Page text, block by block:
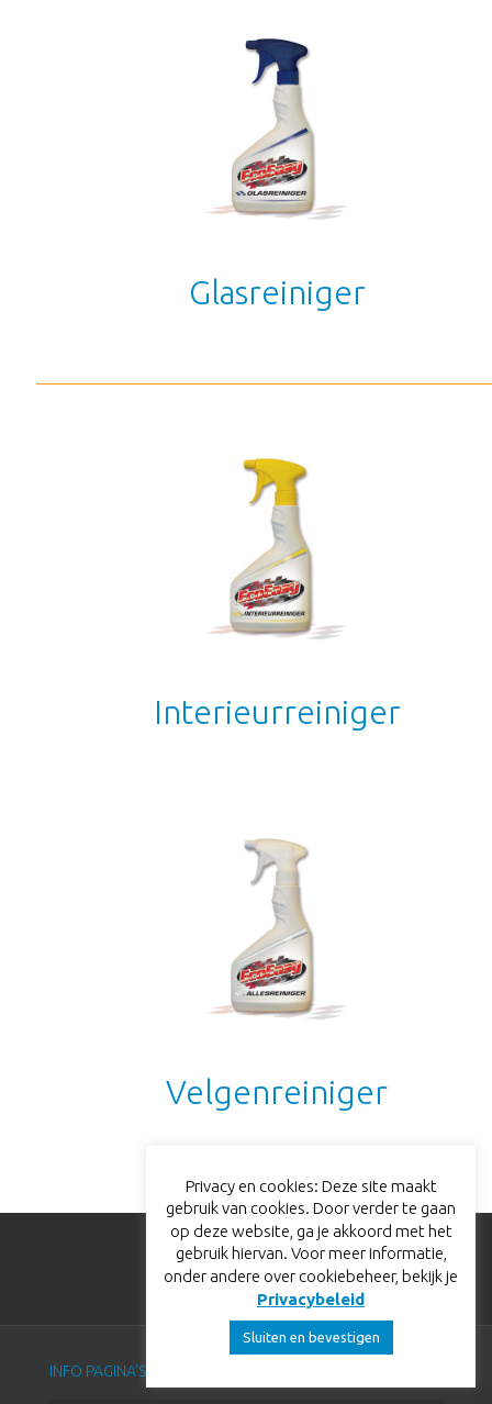
Glasreiniger
Interieurreiniger
Velgenreiniger
BEL ONS: +31 24 343 94 90
INFO PAGINA’S
Privacy en cookies: Deze site maakt
gebruik van cookies. Door verder te gaan
op deze website, ga je akkoord met het
gebruik hiervan. Voor meer informatie,
onder andere over cookiebeheer, bekijk je
Privacybeleid
Sluiten en bevestigen